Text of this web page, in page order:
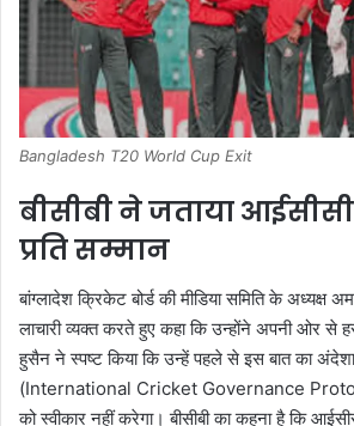
Bangladesh T20 World Cup Exit
बीसीबी ने जताया
प्रति सम्मान
बांग्लादेश क्रिकेट बोर्ड की मीडिया समिति के अध्यक्ष
लाचारी व्यक्त करते हुए कहा कि उन्होंने अपनी ओर से
हुसैन ने स्पष्ट किया कि उन्हें पहले से इस बात का
(International Cricket Governance
को स्वीकार नहीं करेगा। बीसीबी का कहना है कि